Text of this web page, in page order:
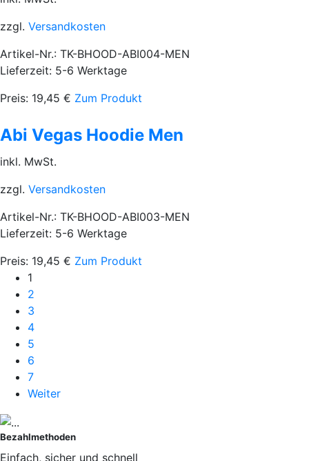
zzgl. Versandkosten
Artikel-Nr.: TK-BHOOD-ABI004-MEN
Lieferzeit: 5-6 Werktage
Preis: 19,45 € Zum Produkt
Abi Vegas Hoodie Men
inkl. MwSt.
zzgl. Versandkosten
Artikel-Nr.: TK-BHOOD-ABI003-MEN
Lieferzeit: 5-6 Werktage
Preis: 19,45 € Zum Produkt
1
2
3
4
5
6
7
Weiter
Bezahlmethoden
Einfach, sicher und schnell